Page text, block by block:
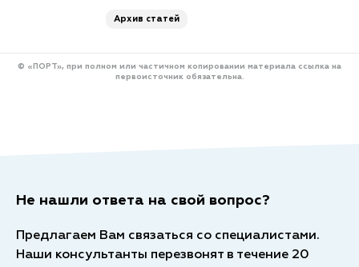
Архив статей
© «ПОРТ», при полном или частичном копировании материала ссылка на
первоисточник обязательна.
Не нашли ответа на свой вопрос?
Предлагаем Вам связаться со специалистами.
Наши консультанты перезвонят в течение 20